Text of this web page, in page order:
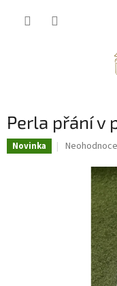
Perla přání v
Novinka
Průměrné
produktu
hvězdiček.